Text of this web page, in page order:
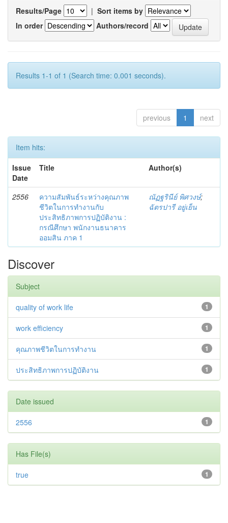
Results/Page | Sort items by
In order
Authors/record
Results 1-1 of 1 (Search time: 0.001 seconds).
previous 1 next
Item hits:
Issue
Date
Title Author(s)
2556
ความสัมพันธ์ระหว่างคุณภาพ
ชีวิตในการทำงานกับ
ประสิทธิภาพการปฏิบัติงาน :
กรณีศึกษา พนักงานธนาคาร
ออมสิน ภาค 1
ณัฏฐรินีย์ พิศวงษ์;
ฉัตรปารี อยู่เย็น
Discover
Subject
1
quality of work life
1
work efficiency
1
คุณภาพชีวิตในการทำงาน
1
ประสิทธิภาพการปฏิบัติงาน
Date issued
1
2556
Has File(s)
1
true